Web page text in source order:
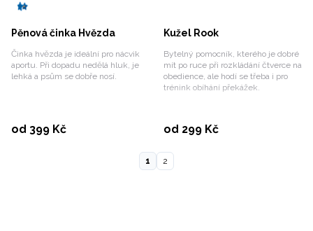
Pěnová činka Hvězda
Činka hvězda je ideální pro nácvik
aportu. Při dopadu nedělá hluk, je
lehká a psům se dobře nosí.
od 399 KčVybrat variantu
Kužel Rook
Bytelný pomocník, kterého je dobré
mít po ruce při rozkládání čtverce na
obedience, ale hodí se třeba i pro
trénink obíhání překážek.
od 299 KčVybrat variantu
1 2